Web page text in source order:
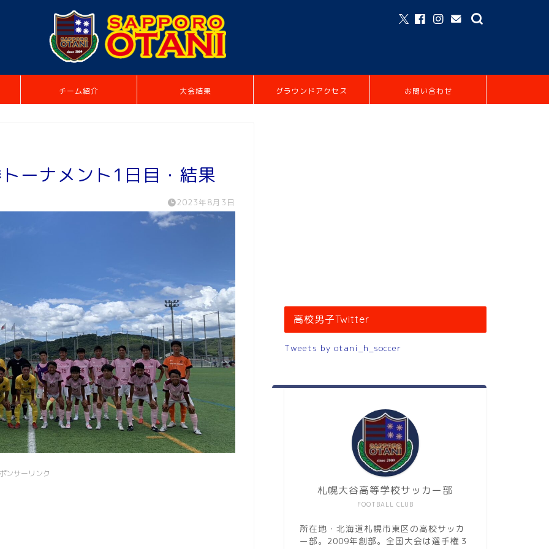
チーム紹介 大会結果 グラウンドアクセス お問い合わせ
ーナメント1日目・結果
2023年8月3日
ンサーリンク
高校男子Twitter
Tweets by otani_h_soccer
FOOTBALL CLUB
札幌大谷高等学校サッカー部
所在地・北海道札幌市東区の高校サッカ
ー部。2009年創部。全国大会は選手権３